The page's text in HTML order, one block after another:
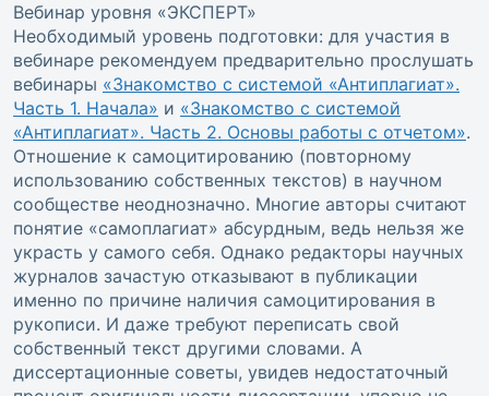
Вебинар уровня «ЭКСПЕРТ»
Необходимый уровень подготовки: для участия в
вебинаре рекомендуем предварительно прослушать
вебинары «Знакомство с системой «Антиплагиат».
Часть 1. Начала» и «Знакомство с системой
«Антиплагиат». Часть 2. Основы работы с отчетом».
Отношение к самоцитированию (повторному
использованию собственных текстов) в научном
сообществе неоднозначно. Многие авторы считают
понятие «самоплагиат» абсурдным, ведь нельзя же
украсть у самого себя. Однако редакторы научных
журналов зачастую отказывают в публикации
именно по причине наличия самоцитирования в
рукописи. И даже требуют переписать свой
собственный текст другими словами. А
диссертационные советы, увидев недостаточный